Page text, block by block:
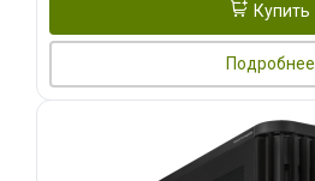
Купить
Подробнее